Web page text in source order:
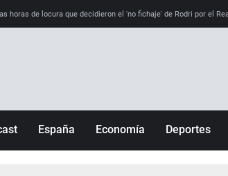
horas de locura que decidieron el 'no fichaje' de Rodri por el
España Economía Deportes